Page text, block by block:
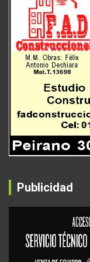
Publicidad